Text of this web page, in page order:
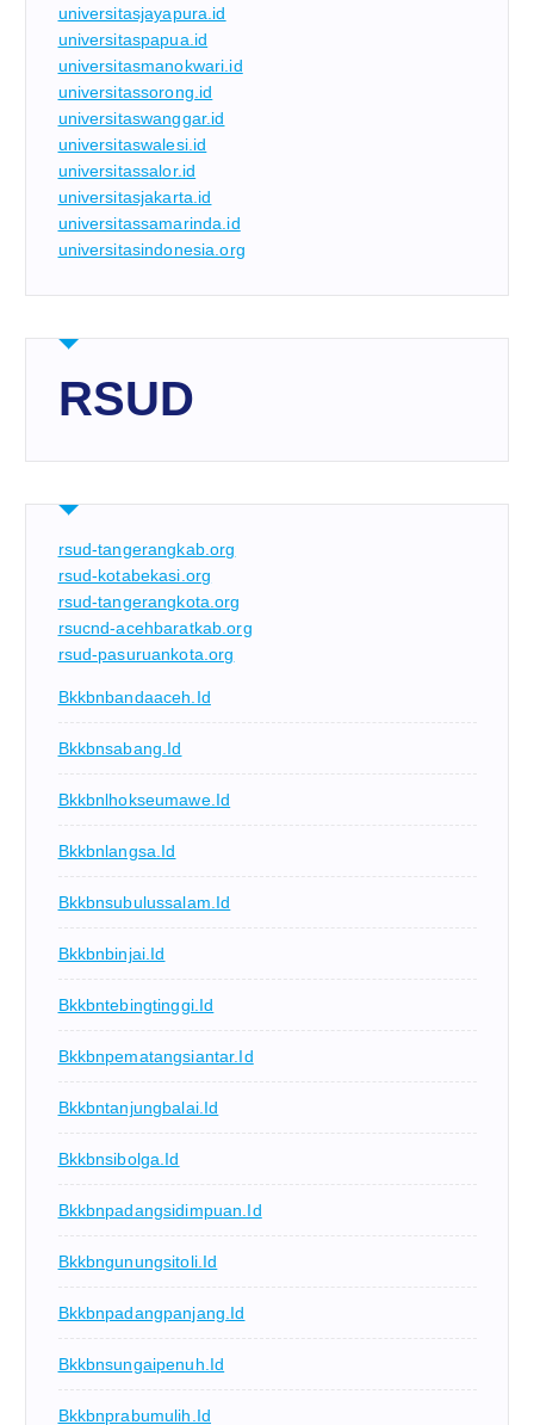
universitasjayapura.id
universitaspapua.id
universitasmanokwari.id
universitassorong.id
universitaswanggar.id
universitaswalesi.id
universitassalor.id
universitasjakarta.id
universitassamarinda.id
universitasindonesia.org
RSUD
rsud-tangerangkab.org
rsud-kotabekasi.org
rsud-tangerangkota.org
rsucnd-acehbaratkab.org
rsud-pasuruankota.org
Bkkbnbandaaceh.id
Bkkbnsabang.id
Bkkbnlhokseumawe.id
Bkkbnlangsa.id
Bkkbnsubulussalam.id
Bkkbnbinjai.id
Bkkbntebingtinggi.id
Bkkbnpematangsiantar.id
Bkkbntanjungbalai.id
Bkkbnsibolga.id
Bkkbnpadangsidimpuan.id
Bkkbngunungsitoli.id
Bkkbnpadangpanjang.id
Bkkbnsungaipenuh.id
Bkkbnprabumulih.id